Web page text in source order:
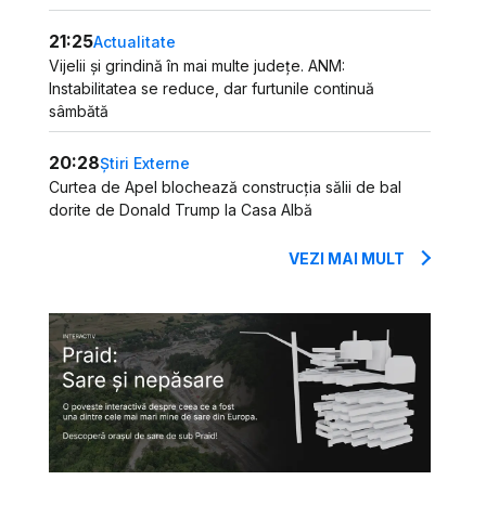
21:25Actualitate
Vijelii și grindină în mai multe județe. ANM:
Instabilitatea se reduce, dar furtunile continuă
sâmbătă
20:28Știri Externe
Curtea de Apel blochează construcția sălii de bal
dorite de Donald Trump la Casa Albă
VEZI MAI MULT